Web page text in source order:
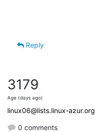
Reply
3179
Age (days ago)
linux06@lists.linux-azur.org
0 comments